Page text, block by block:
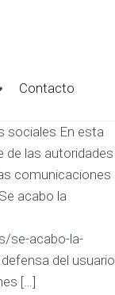
Contacto
sociales En esta
de las autoridades
comunicaciones
acabo la
se-acabo-la-
del usuario
[…]